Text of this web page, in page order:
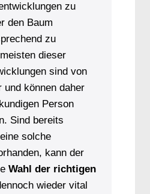
zu
den Baum
zu
dieser
sind von
und können daher
Person
Sind bereits
solche
kann der
Wahl der richtigen
wieder vital